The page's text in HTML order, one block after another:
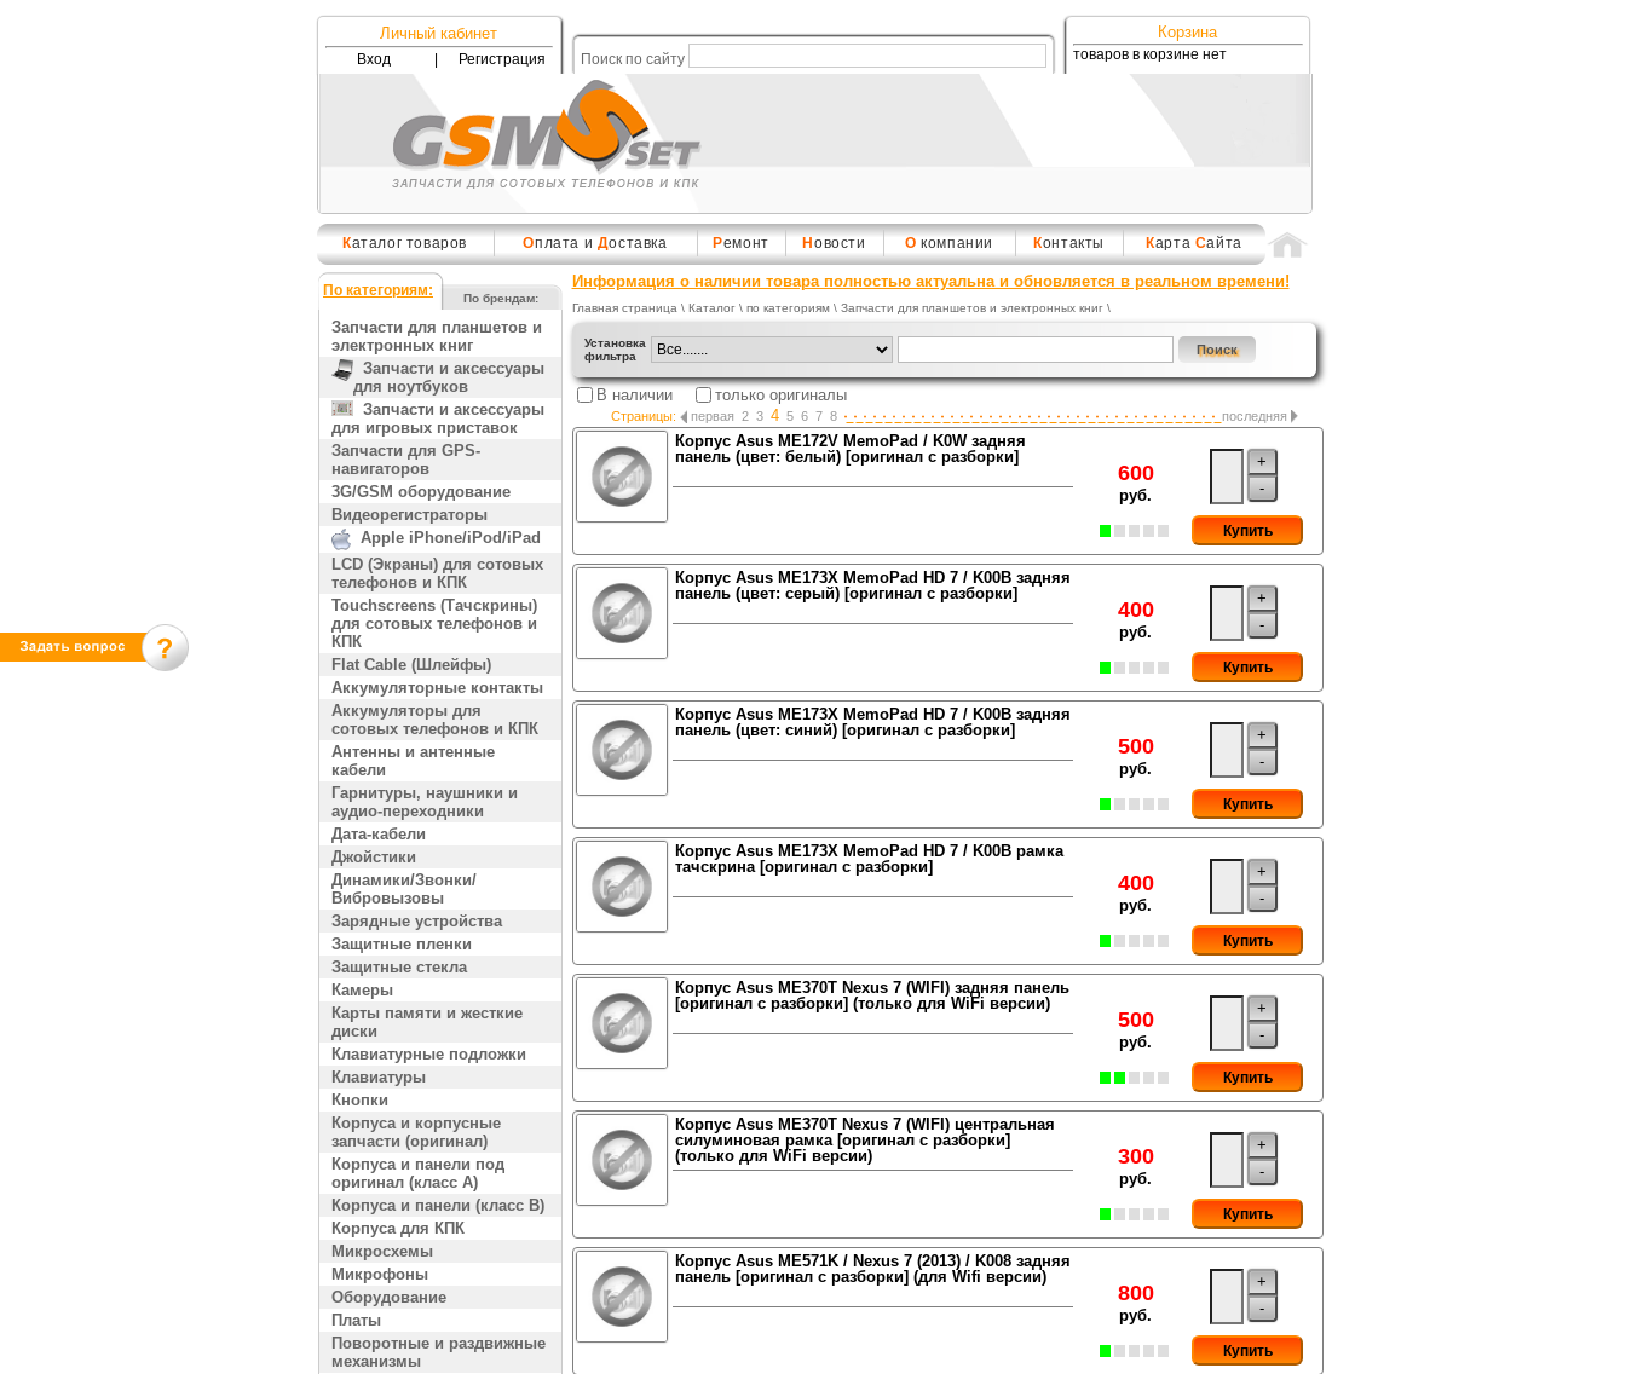
Личный кабинет
Вход Регистрация Поиск по сайту
Корзина
товаров в корзине нет
Каталог товаров Оплата и Доставка Ремонт Н овости О компании Контакты Карта Сайта
По категориям: По брендам:
Запчасти для планшетов и
электронных книг
Запчасти и аксессуары
для ноутбуков
Запчасти и аксессуары
для игровых приставок
Запчасти для GPS-
навигаторов
3G/GSM оборудование
Видеорегистраторы
Apple iPhone/iPod/iPad
LCD (Экраны) для сотовых
телефонов и КПК
Touchscreens (Тачскрины)
для сотовых телефонов и
КПК
Flat Cable (Шлейфы)
Аккумуляторные контакты
Аккумуляторы для
сотовых телефонов и КПК
Антенны и антенные
кабели
Гарнитуры, наушники и
аудио-переходники
Дата-кабели
Джойстики
Динамики/Звонки/
Вибровызовы
Зарядные устройства
Защитные пленки
Защитные стекла
Камеры
Карты памяти и жесткие
диски
Клавиатурные подложки
Клавиатуры
Кнопки
Корпуса и корпусные
запчасти (оригинал)
Корпуса и панели под
оригинал (класс A)
Корпуса и панели (класс B)
Корпуса для КПК
Микросхемы
Микрофоны
Оборудование
Платы
Поворотные и раздвижные
механизмы
Информация о наличии товара полностью актуальна и обновляется в реальном времени!
Главная страница \ Каталог\ по категориям \ Запчасти для планшетов и электронных книг\
Установка
фильтра
В наличии только оригиналы
Страницы: первая 2 3 4 5 6 7 8 последняя
Корпус Asus ME172V MemoPad / K0W задняя
панель (цвет: белый) [оригинал с разборки]
600
руб.
+
-
Купить
Корпус Asus ME173X MemoPad HD 7 / K00B задняя
панель (цвет: серый) [оригинал с разборки]
400
руб.
+
-
Купить
Корпус Asus ME173X MemoPad HD 7 / K00B задняя
панель (цвет: синий) [оригинал с разборки]
500
руб.
+
-
Купить
Корпус Asus ME173X MemoPad HD 7 / K00B рамка
тачскрина [оригинал с разборки]
400
руб.
+
-
Купить
Корпус Asus ME370T Nexus 7 (WIFI) задняя панель
[оригинал с разборки] (только для WiFi версии)
500
руб.
+
-
Купить
Корпус Asus ME370T Nexus 7 (WIFI) центральная
силуминовая рамка [оригинал с разборки]
(только для WiFi версии)
300
руб.
+
-
Купить
Корпус Asus ME571K / Nexus 7 (2013) / K008 задняя
панель [оригинал с разборки] (для Wifi версии)
800
руб.
+
-
Купить